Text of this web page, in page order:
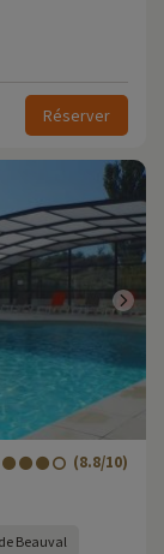
Réserver
(8.8/10)
Beauval